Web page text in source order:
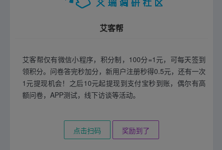
艾客帮
艾客帮仅有微信小程序，积分制，100分=1元，可每天签到
领积分。问卷答完秒加分，新用户注册秒得0.5元，还有一次
1元提现机会！之后10元起提现到支付宝秒到账，偶尔有高
额问卷，APP测试，线下访谈等活动。
点击扫码 奖励到了